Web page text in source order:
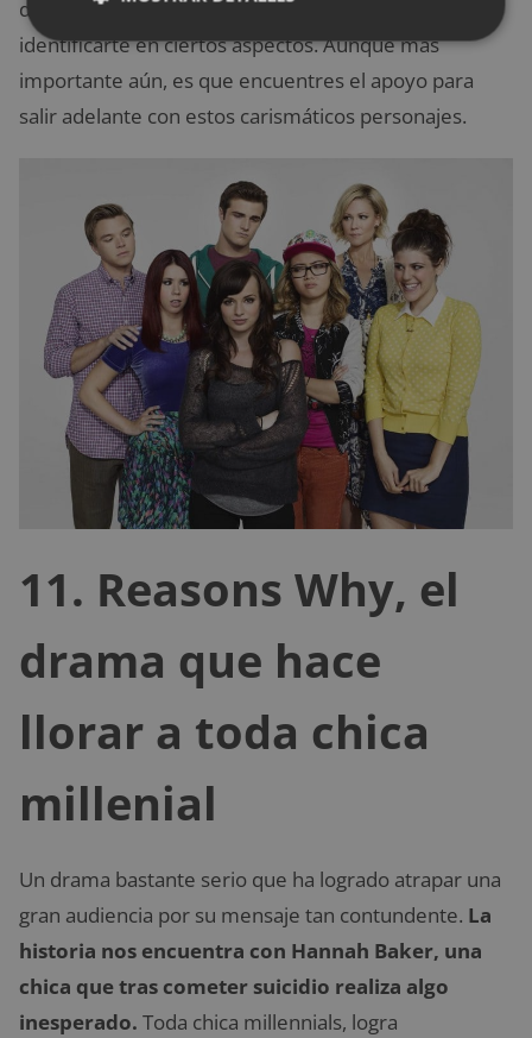
de lo que es la vida de un millennials. Podrás
identificarte en ciertos aspectos. Aunque más
importante aún, es que encuentres el apoyo para
salir adelante con estos carismáticos personajes.
11. Reasons Why, el
drama que hace
llorar a toda chica
millenial
Un drama bastante serio que ha logrado atrapar una
gran audiencia por su mensaje tan contundente. La
historia nos encuentra con Hannah Baker, una
chica que tras cometer suicidio realiza algo
inesperado. Toda chica millennials, logra